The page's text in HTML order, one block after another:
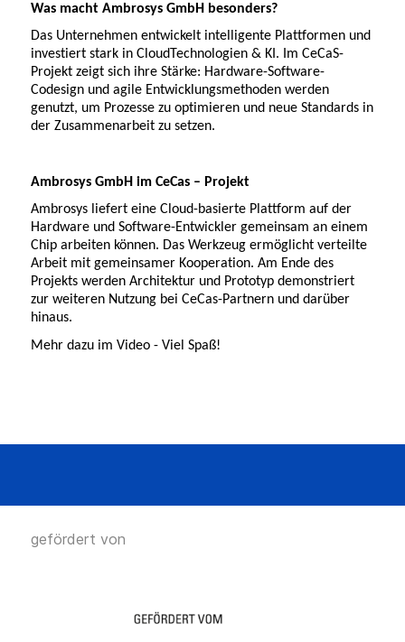
Was macht Ambrosys GmbH besonders?
Das Unternehmen entwickelt intelligente Plattformen und
investiert stark in CloudTechnologien & KI. Im CeCaS-
Projekt zeigt sich ihre Stärke: Hardware-Software-
Codesign und agile Entwicklungsmethoden werden
genutzt, um Prozesse zu optimieren und neue Standards in
der Zusammenarbeit zu setzen.
Ambrosys GmbH im CeCas – Projekt
Ambrosys liefert eine Cloud-basierte Plattform auf der
Hardware und Software-Entwickler gemeinsam an einem
Chip arbeiten können. Das Werkzeug ermöglicht verteilte
Arbeit mit gemeinsamer Kooperation. Am Ende des
Projekts werden Architektur und Prototyp demonstriert
zur weiteren Nutzung bei CeCas-Partnern und darüber
hinaus.
Mehr dazu im Video - Viel Spaß!
gefördert von